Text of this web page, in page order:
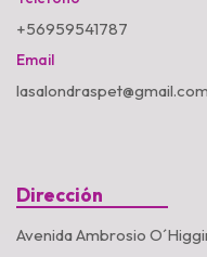
+56959541787
Email
lasalondraspet@gmail.com
Dirección
Avenida Ambrosio